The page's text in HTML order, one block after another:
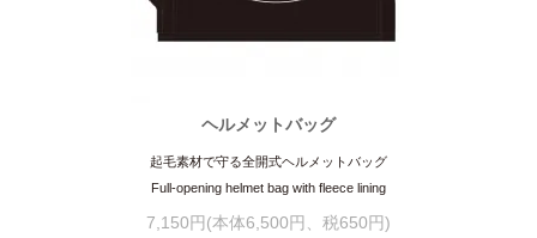
ヘルメットバッグ
起毛素材で守る全開式ヘルメットバッグ
Full-opening helmet bag with fleece lining
7,150円(本体6,500円、税650円)